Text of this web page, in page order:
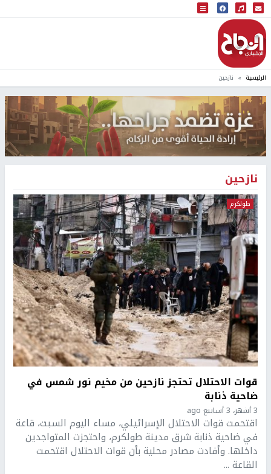
البث المباشر
إذاعة النجاح
الرئيسية نازحين
نازحين
طولكرم
قوات الاحتلال تحتجز نازحين من مخيم نور شمس في
ضاحية ذنابة
3 أشهر، 3 أسابيع ago
اقتحمت قوات الاحتلال الإسرائيلي، مساء اليوم السبت، قاعة
في ضاحية ذنابة شرق مدينة طولكرم، واحتجزت المتواجدين
داخلها. وأفادت مصادر محلية بأن قوات الاحتلال اقتحمت
القاعة ...